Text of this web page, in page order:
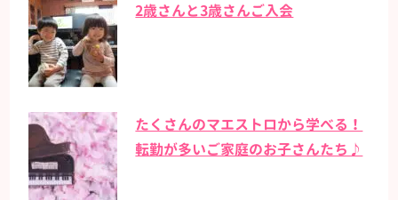
2歳さんと3歳さんご入会
たくさんのマエストロから学べる！
転勤が多いご家庭のお子さんたち♪